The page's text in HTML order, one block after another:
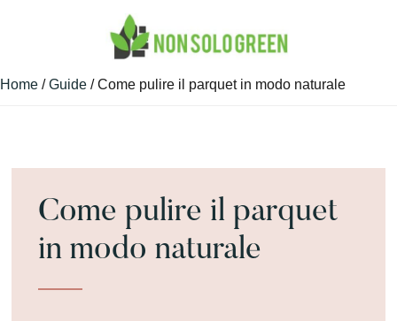
NON
SONO
Green
Home /Guide / Come pulire il parquet in modo naturale​
Come pulire il parquet
in modo naturale​